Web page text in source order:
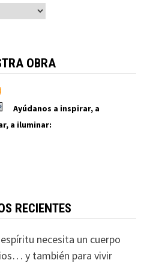
OBRA
Ayúdanos a inspirar, a
a iluminar:
RECIENTES
espíritu necesita un cuerpo
y también para vivir